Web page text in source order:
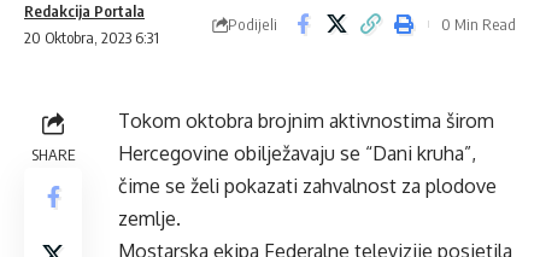
20 Oktobra, 2023 6:31
Redakcija Portala
Podijeli 0 Min Read
SHARE
Tokom oktobra brojnim aktivnostima širom
Hercegovine obilježavaju se “Dani kruha”,
čime se želi pokazati zahvalnost za plodove
zemlje.
Mostarska ekipa Federalne televizije posjetila